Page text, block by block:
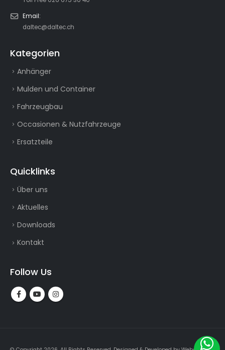
Email:
daltec@daltec.ch
Kategorien
Anhänger
Mulden und Container
Fahrzeugbau
Occasionen & Nutzfahrzeuge
Ersatzteile
Quicklinks
Über uns
Aktuelles
Downloads
Kontakt
Follow Us